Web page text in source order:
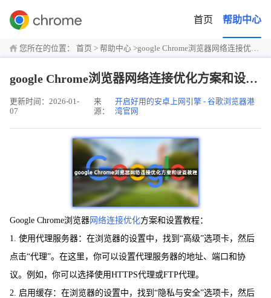
首页 帮助中心
您所在的位置： 首页 > 帮助中心 >google Chrome浏览器网络连接优化方案和设置教程
google Chrome浏览器网络连接优化方案和设置教程
更新时间：2026-01-
07
来
源：
开启好用的安卓上网引擎 - 谷歌浏览器港
湾官网
Google Chrome浏览器网络连接优化方案和设置教程：
1. 使用代理服务器：在浏览器的设置中，找到“高级”选项卡，然后
点击“代理”。在这里，你可以设置代理服务器的地址、端口和协
议。例如，你可以选择使用HTTPS代理或FTP代理。
2. 启用缓存：在浏览器的设置中，找到“隐私与安全”选项卡，然后